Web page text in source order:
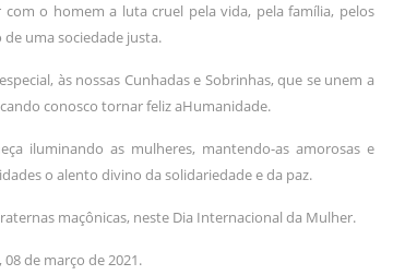
o homem a luta cruel pela vida, pela família, pelos
uma sociedade justa.
às nossas Cunhadas e Sobrinhas, que se unem a
conosco tornar feliz aHumanidade.
iluminando as mulheres, mantendo-as amorosas e
o alento divino da solidariedade e da paz.
maçônicas, neste Dia Internacional da Mulher.
08 de março de 2021.